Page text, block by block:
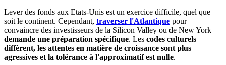
Lever des fonds aux Etats-Unis est un exercice difficile, quel que
soit le continent. Cependant, traverser l'Atlantique pour
convaincre des investisseurs de la Silicon Valley ou de New York
demande une préparation spécifique. Les codes culturels
diffèrent, les attentes en matière de croissance sont plus
agressives et la tolérance à l'approximatif est nulle.